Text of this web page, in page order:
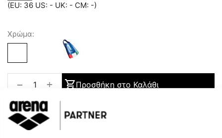
(EU: 36 US: - UK: - CM: -)
Χρώμα:
+
− Προσθήκη στο Καλάθι
Προσθήκη στη Λίστα Αγαπημένων
Περιγραφή Χρώματος
Φύλο